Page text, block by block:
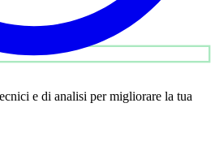
e di analisi per migliorare la tua